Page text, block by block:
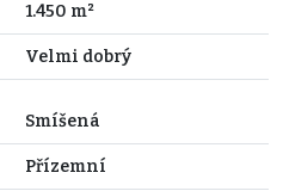
1.450 m²
Velmi dobrý
Smíšená
Přízemní